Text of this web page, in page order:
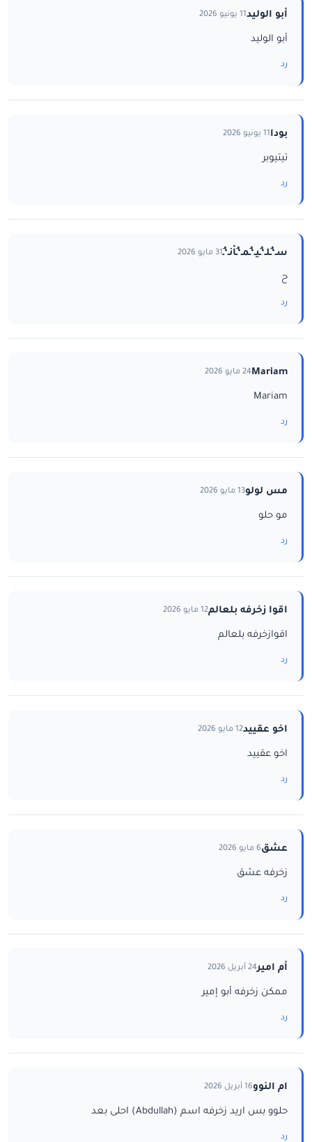
أبو الوليد11 يونيو 2026
أبو الوليد
رد
بودا11 يونيو 2026
تيتيوبر
رد
سـ‘ـُلـ‘ـُيـ‘ـُمـ‘ـُاْنـ‘ـُ31 مايو 2026
ح
رد
Mariam24 مايو 2026
Mariam
رد
مس لولو13 مايو 2026
مو حلو
رد
اقوا زخرفه بلعالم12 مايو 2026
اقوازخرفه بلعالم
رد
اخو عقييد12 مايو 2026
اخو عقييد
رد
عشق6 مايو 2026
زخرفه عشق
رد
أم امير24 أبريل 2026
ممكن زخرفه أبو إمير
رد
ام النوو16 أبريل 2026
حلوو بس اريد زخرفه اسم (Abdullah) احلى بعد
رد